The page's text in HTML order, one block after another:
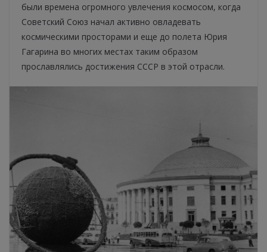
были времена огромного увлечения космосом, когда
Советский Союз начал активно овладевать
космическими просторами и еще до полета Юрия
Гагарина во многих местах таким образом
прославлялись достижения СССР в этой отрасли.